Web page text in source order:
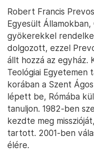
Robert Francis
Egyesült Államokban,
gyökerekkel
dolgozott, ezzel
állt hozzá az egyház.
Teológiai Egyetemen
korában a Szent
lépett be, Rómába
tanuljon. 1982-ben
kezdte meg
tartott. 2001-ben
élére.